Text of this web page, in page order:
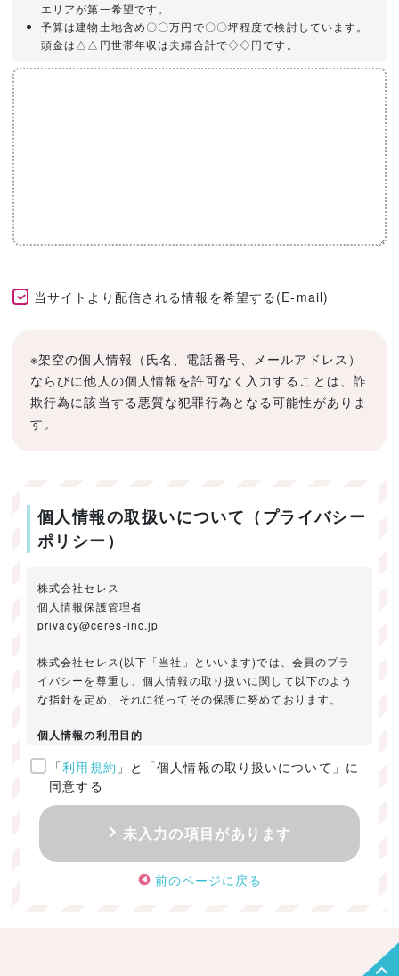
エリアが第一希望です。
予算は建物土地含め〇〇万円で〇〇坪程度で検討しています。
頭金は△△円世帯年収は夫婦合計で◇◇円です。
当サイトより配信される情報を希望する(E-mail)
※架空の個人情報（氏名、電話番号、メールアドレス）
ならびに他人の個人情報を許可なく入力することは、詐
欺行為に該当する悪質な犯罪行為となる可能性がありま
す。
個人情報の取扱いについて（プライバシー
ポリシー）
株式会社セレス
個人情報保護管理者
privacy@ceres-inc.jp
株式会社セレス(以下「当社」といいます)では、会員のプラ
イバシーを尊重し、個人情報の取り扱いに関して以下のよう
な指針を定め、それに従ってその保護に努めております。
個人情報の利用目的
ご提供いただきました個人情報は、以下のためにのみ利用い
たします。
・お問い合わせに対する回答及び資料送付のご連絡
・当社のお客様向けサービスの提供
・本人確認
・サービスの開発・改善のための分析
「利用規約 」と「個人情報の取り扱いについて」に
同意する
未入力の項目があります
前のページに戻る